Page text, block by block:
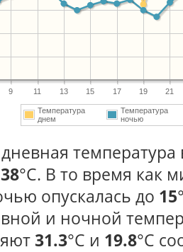
9 11 13 15 17 19 21
Температура
днем
Температура
ночью
температура
38°С. В то время как
опускалась до 15
и ночной
31.3°С и 19.8°С